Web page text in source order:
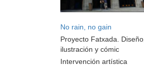
No rain, no gain
Proyecto Fatxada. Diseño,
ilustración y cómic
Intervención artística